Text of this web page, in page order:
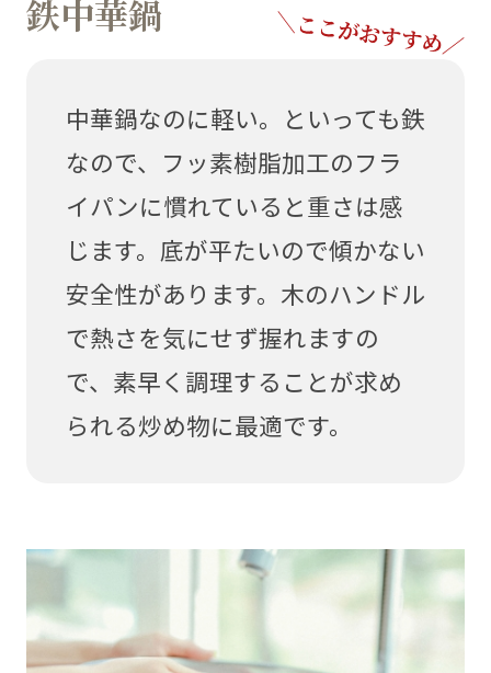
鉄中華鍋
中華鍋なのに軽い。といっても鉄
なので、フッ素樹脂加工のフラ
イパンに慣れていると重さは感
じます。底が平たいので傾かない
安全性があります。木のハンドル
で熱さを気にせず握れますの
で、素早く調理することが求め
られる炒め物に最適です。